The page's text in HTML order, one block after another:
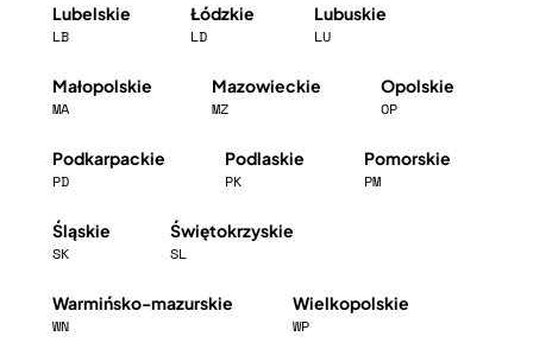
Lubelskie
LB
Łódzkie
LD
Lubuskie
LU
Małopolskie
MA
Mazowieckie
MZ
Opolskie
OP
Podkarpackie
PD
Podlaskie
PK
Pomorskie
PM
Śląskie
SK
Świętokrzyskie
SL
Warmińsko-mazurskie
WN
Wielkopolskie
WP